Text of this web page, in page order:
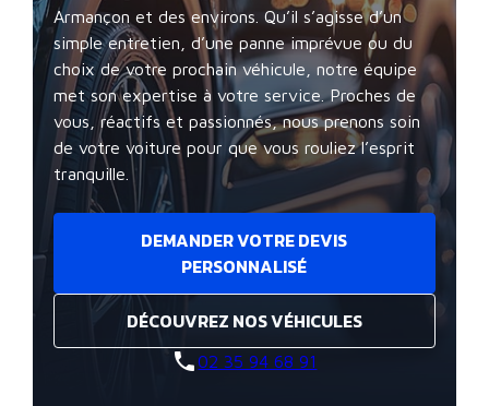
Armançon et des environs. Qu’il s’agisse d’un
simple entretien, d’une panne imprévue ou du
choix de votre prochain véhicule, notre équipe
met son expertise à votre service. Proches de
vous, réactifs et passionnés, nous prenons soin
de votre voiture pour que vous rouliez l’esprit
tranquille.
DEMANDER VOTRE DEVIS
PERSONNALISÉ
DÉCOUVREZ NOS VÉHICULES
phone02 35 94 68 91